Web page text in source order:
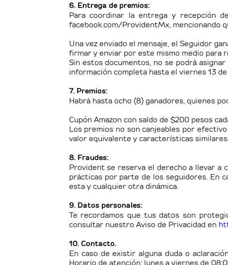
6. Entrega de premios:
Para coordinar la entrega y recepción
facebook.com/ProvidentMx, mencionando
Una vez enviado el mensaje, el Seguidor
firmar y enviar por este mismo medio para
Sin estos documentos, no se podrá
información completa hasta el viernes 13
7. Premios:
Habrá hasta ocho (8) ganadores, quienes
Cupón Amazon con saldo de $200 pesos
Los premios no son canjeables por
valor equivalente y características
8. Fraudes:
Provident se reserva el derecho a llevar a
prácticas por parte de los seguidores. En
esta y cualquier otra dinámica.
9. Datos personales:
Te recordamos que tus datos son
consultar nuestro Aviso de Privacidad en
10. Contacto.
En caso de existir alguna duda o
Horario de atención: lunes a viernes de